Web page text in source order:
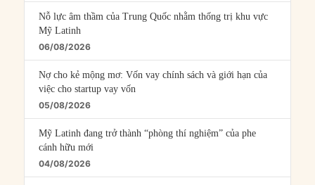
Nỗ lực âm thầm của Trung Quốc nhằm thống trị khu vực
Mỹ Latinh
06/08/2026
Nợ cho kẻ mộng mơ: Vốn vay chính sách và giới hạn của
việc cho startup vay vốn
05/08/2026
Mỹ Latinh đang trở thành “phòng thí nghiệm” của phe
cánh hữu mới
04/08/2026